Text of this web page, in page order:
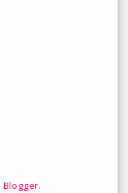
Blogger.